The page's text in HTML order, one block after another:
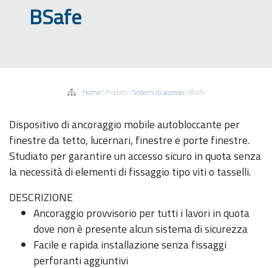
BSafe
Home/Prodotti/Sistemi di accesso/BSafe
Dispositivo di ancoraggio mobile autobloccante per
finestre da tetto, lucernari, finestre e porte finestre.
Studiato per garantire un accesso sicuro in quota senza
la necessità di elementi di fissaggio tipo viti o tasselli.
DESCRIZIONE
Ancoraggio provvisorio per tutti i lavori in quota
dove non è presente alcun sistema di sicurezza
Facile e rapida installazione senza fissaggi
perforanti aggiuntivi